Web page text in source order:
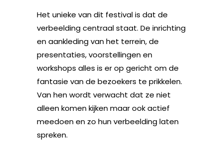
Het unieke van dit festival is dat de
verbeelding centraal staat. De inrichting
en aankleding van het terrein, de
presentaties, voorstellingen en
workshops alles is er op gericht om de
fantasie van de bezoekers te prikkelen.
Van hen wordt verwacht dat ze niet
alleen komen kijken maar ook actief
meedoen en zo hun verbeelding laten
spreken.